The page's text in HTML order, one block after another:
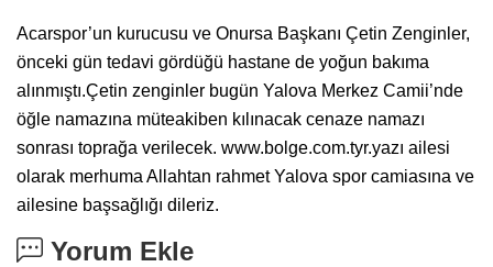
Acarspor’un kurucusu ve Onursa Başkanı Çetin Zenginler,
önceki gün tedavi gördüğü hastane de yoğun bakıma
alınmıştı.Çetin zenginler bugün Yalova Merkez Camii’nde
öğle namazına müteakiben kılınacak cenaze namazı
sonrası toprağa verilecek. www.bolge.com.tyr.yazı ailesi
olarak merhuma Allahtan rahmet Yalova spor camiasına ve
ailesine başsağlığı dileriz.
Yorum Ekle